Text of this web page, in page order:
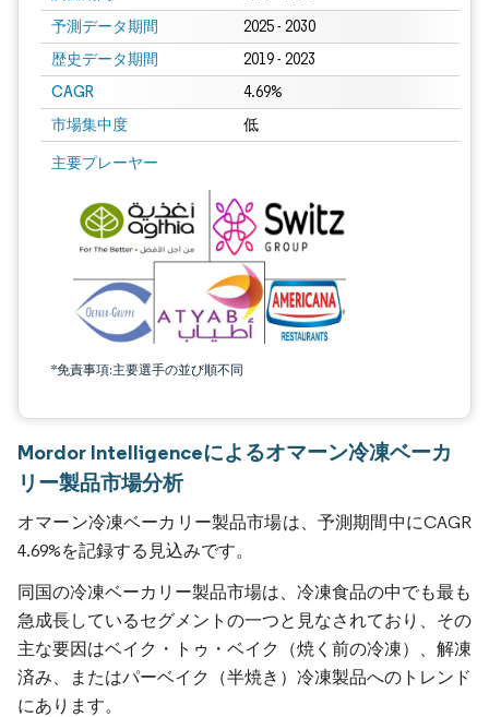
予測データ期間 2025 - 2030
歴史データ期間 2019 - 2023
CAGR 4.69%
市場集中度 低
主要プレーヤー
*免責事項:主要選手の並び順不同
Mordor Intelligenceによるオマーン冷凍ベーカ
リー製品市場分析
オマーン冷凍ベーカリー製品市場は、予測期間中にCAGR
4.69%を記録する見込みです。
同国の冷凍ベーカリー製品市場は、冷凍食品の中でも最も
急成長しているセグメントの一つと見なされており、その
主な要因はベイク・トゥ・ベイク（焼く前の冷凍）、解凍
済み、またはパーベイク（半焼き）冷凍製品へのトレンド
にあります。